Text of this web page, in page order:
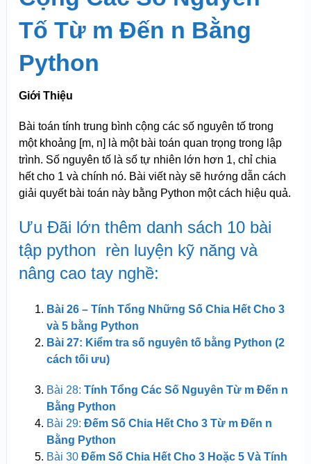
Tố Từ m Đến n Bằng
Python
Giới Thiệu
Bài toán tính trung bình cộng các số nguyên tố trong
một khoảng [m, n] là một bài toán quan trọng trong lập
trình. Số nguyên tố là số tự nhiên lớn hơn 1, chỉ chia
hết cho 1 và chính nó. Bài viết này sẽ hướng dẫn cách
giải quyết bài toán này bằng Python một cách hiệu quả.
Ưu Đãi lớn thêm danh sách 10 bài
tập python rèn luyện kỹ năng và
nâng cao tay nghề:
Bài 26 – Tính Tổng Những Số Chia Hết Cho 3
và 5 bằng Python
Bài 27: Kiểm tra số nguyên tố bằng Python (2
cách tối ưu)
Bài 28: Tính Tổng Các Số Nguyên Từ m Đến n
Bằng Python
Bài 29: Đếm Số Chia Hết Cho 3 Từ m Đến n
Bằng Python
Bài 30 Đếm Số Chia Hết Cho 3 Hoặc 5 Và Tính